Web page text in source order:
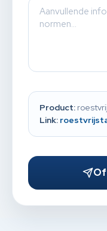
Product:
Link: